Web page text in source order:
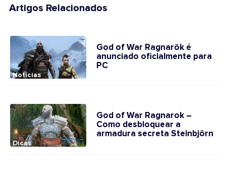
Artigos Relacionados
Notícias
God of War Ragnarök é
anunciado oficialmente para
PC
Dicas
God of War Ragnarok –
Como desbloquear a
armadura secreta Steinbjörn